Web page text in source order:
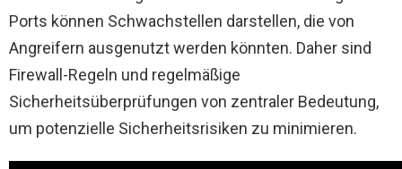
Ports können Schwachstellen darstellen, die von
Angreifern ausgenutzt werden könnten. Daher sind
Firewall-Regeln und regelmäßige
Sicherheitsüberprüfungen von zentraler Bedeutung,
um potenzielle Sicherheitsrisiken zu minimieren.